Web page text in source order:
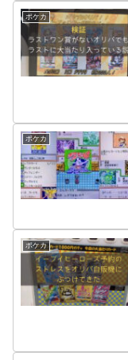
ポケカ
ポケカ
ポケカ